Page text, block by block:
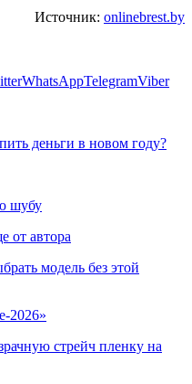
Источник: onlinebrest.by
WhatsAppTelegramViber
деньги в новом году?
шубу
от автора
модель без этой
2026»
стрейч пленку на